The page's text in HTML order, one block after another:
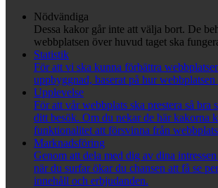
Nödvändiga
Dessa kakor går inte att välja bort. De
webbplatsen över huvud taget ska
Statistik
För att vi ska kunna förbättra
uppbyggnad, baserat på hur webbplatsen
Upplevelse
För att vår webbplats ska prestera så bra
ditt besök. Om du nekar de här kakorna
funktionalitet att försvinna från
Marknadsföring
Genom att dela med dig av dina
när du surfar ökar du chansen att få se
innehåll och erbjudanden.